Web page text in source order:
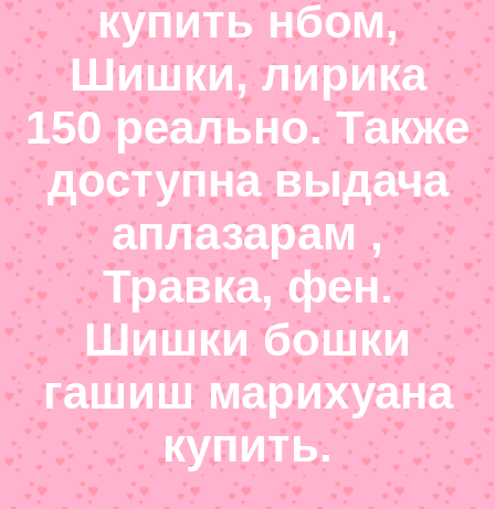
купить нбом,
Шишки, лирика
150 реально. Также
доступна выдача
аплазарам ,
Травка, фен.
Шишки бошки
гашиш марихуана
купить.